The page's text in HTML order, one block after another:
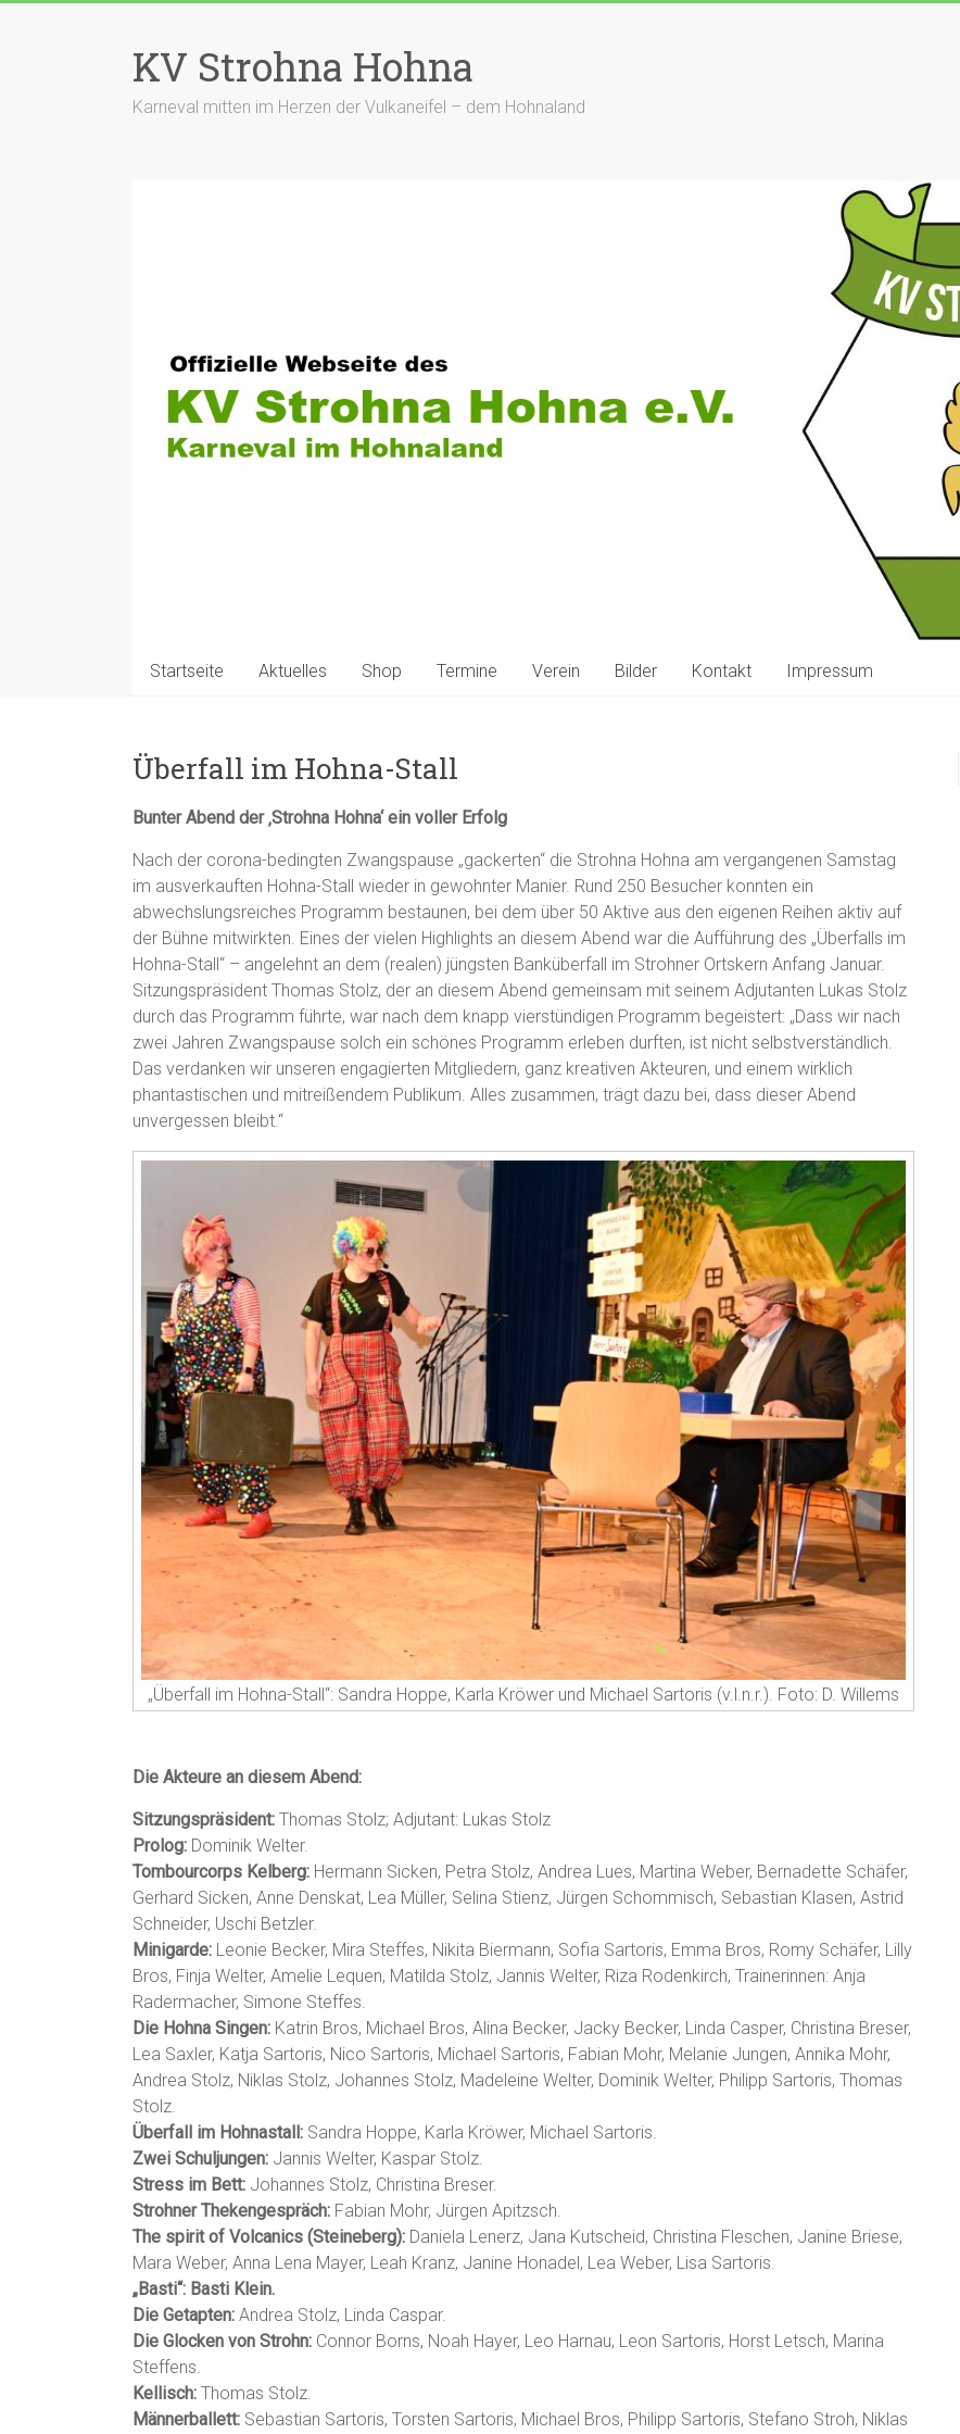
KV Strohna Hohna
Karneval mitten im Herzen der Vulkaneifel – dem Hohnaland
Startseite Aktuelles Shop Termine Verein Bilder Kontakt Impressum
Überfall im Hohna-Stall
Bunter Abend der ‚Strohna Hohna‘ ein voller Erfolg
Nach der corona-bedingten Zwangspause „gackerten“ die Strohna Hohna am vergangenen Samstag
im ausverkauften Hohna-Stall wieder in gewohnter Manier. Rund 250 Besucher konnten ein
abwechslungsreiches Programm bestaunen, bei dem über 50 Aktive aus den eigenen Reihen aktiv auf
der Bühne mitwirkten. Eines der vielen Highlights an diesem Abend war die Aufführung des „Überfalls im
Hohna-Stall“ – angelehnt an dem (realen) jüngsten Banküberfall im Strohner Ortskern Anfang Januar.
Sitzungspräsident Thomas Stolz, der an diesem Abend gemeinsam mit seinem Adjutanten Lukas Stolz
durch das Programm führte, war nach dem knapp vierstündigen Programm begeistert: „Dass wir nach
zwei Jahren Zwangspause solch ein schönes Programm erleben durften, ist nicht selbstverständlich.
Das verdanken wir unseren engagierten Mitgliedern, ganz kreativen Akteuren, und einem wirklich
phantastischen und mitreißendem Publikum. Alles zusammen, trägt dazu bei, dass dieser Abend
unvergessen bleibt.“
„Überfall im Hohna-Stall“: Sandra Hoppe, Karla Kröwer und Michael Sartoris (v.l.n.r.). Foto: D. Willems
Die Akteure an diesem Abend:
Sitzungspräsident: Thomas Stolz; Adjutant: Lukas Stolz
Prolog: Dominik Welter.
Tombourcorps Kelberg: Hermann Sicken, Petra Stolz, Andrea Lues, Martina Weber, Bernadette Schäfer,
Gerhard Sicken, Anne Denskat, Lea Müller, Selina Stienz, Jürgen Schommisch, Sebastian Klasen, Astrid
Schneider, Uschi Betzler.
Minigarde: Leonie Becker, Mira Steffes, Nikita Biermann, Sofia Sartoris, Emma Bros, Romy Schäfer, Lilly
Bros, Finja Welter, Amelie Lequen, Matilda Stolz, Jannis Welter, Riza Rodenkirch, Trainerinnen: Anja
Radermacher, Simone Steffes.
Die Hohna Singen: Katrin Bros, Michael Bros, Alina Becker, Jacky Becker, Linda Casper, Christina Breser,
Lea Saxler, Katja Sartoris, Nico Sartoris, Michael Sartoris, Fabian Mohr, Melanie Jungen, Annika Mohr,
Andrea Stolz, Niklas Stolz, Johannes Stolz, Madeleine Welter, Dominik Welter, Philipp Sartoris, Thomas
Stolz.
Überfall im Hohnastall: Sandra Hoppe, Karla Kröwer, Michael Sartoris.
Zwei Schuljungen: Jannis Welter, Kaspar Stolz.
Stress im Bett: Johannes Stolz, Christina Breser.
Strohner Thekengespräch: Fabian Mohr, Jürgen Apitzsch.
The spirit of Volcanics (Steineberg): Daniela Lenerz, Jana Kutscheid, Christina Fleschen, Janine Briese,
Mara Weber, Anna Lena Mayer, Leah Kranz, Janine Honadel, Lea Weber, Lisa Sartoris.
„Basti“: Basti Klein.
Die Getapten: Andrea Stolz, Linda Caspar.
Die Glocken von Strohn: Connor Borns, Noah Hayer, Leo Harnau, Leon Sartoris, Horst Letsch, Marina
Steffens.
Kellisch: Thomas Stolz.
Männerballett: Sebastian Sartoris, Torsten Sartoris, Michael Bros, Philipp Sartoris, Stefano Stroh, Niklas